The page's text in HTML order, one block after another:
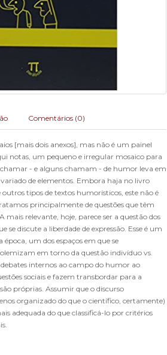
Comentários (0)
[mais dois anexos], mas não é um painel
notas, um pequeno e irregular mosaico para
- e alguns chamam - de humor leva em
de elementos. Embora haja no livro
outros tipos de textos humorísticos, este não é
principalmente de questões que têm
relevante, hoje, parece ser a questão dos
se discute a liberdade de expressão. Esse é um
época, um dos espaços em que se
em torno da questão indivíduo vs.
debates internos ao campo do humor ao
sociais e fazem transbordar para a
próprias. Assumir que o discurso
organizado do que o científico, certamente)
adequada do que classificá-lo por critérios